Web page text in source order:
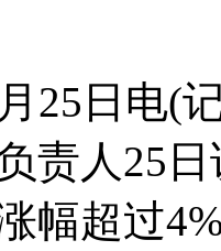
25日电(
责人25
幅超过